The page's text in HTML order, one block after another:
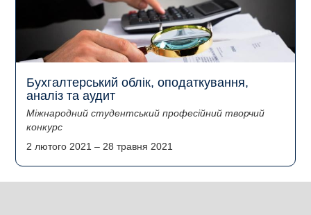
Бухгалтерський облік, оподаткування,
аналіз та аудит
Міжнародний студентський професійний творчий
конкурс
2 лютого 2021 – 28 травня 2021